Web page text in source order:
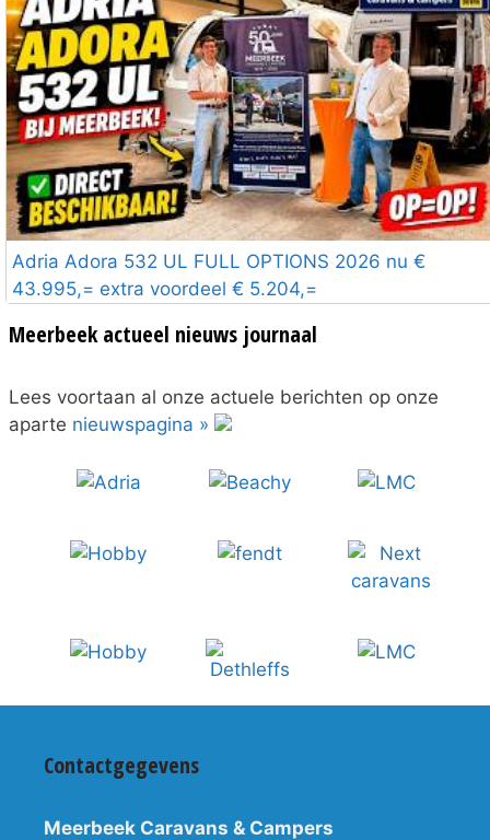
Adria Adora 532 UL FULL OPTIONS 2026 nu €
43.995,= extra voordeel € 5.204,=
Meerbeek actueel nieuws journaal
Lees voortaan al onze actuele berichten op onze
aparte nieuwspagina »
Contactgegevens
Meerbeek Caravans & Campers